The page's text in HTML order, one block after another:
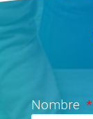
Nombre